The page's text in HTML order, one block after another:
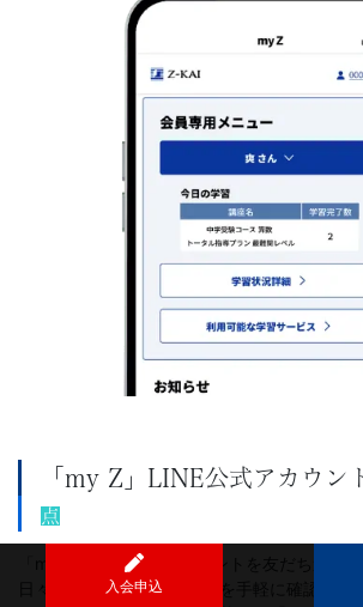
「my Z」LINE公式アカウ
点
「my Z」LINE公式アカウントを友だち追加
日々のお子さまの学習状況を手軽に確認でき
入会申込